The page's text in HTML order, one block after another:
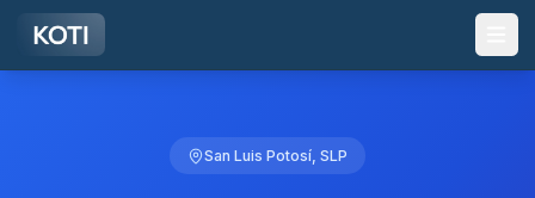
Ir al contenido principal
San Luis Potosí, SLP